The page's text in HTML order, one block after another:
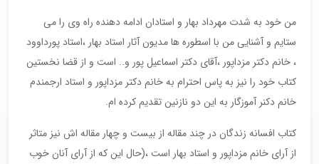
من خود به شدت مهرداد بهار و استادان ادامه دهنده راه وی را می
ستایم و آشنایی من با اسطوره ها مدیون آثار استاد بهار ،استاد پورداوود
، خانم دکتر مزداپور ،آقای دکتر اسماعیل پور و.. است و از قضا نخستین
کتاب خود را نیز به پاس احترام به خانم دکتر مزداپور و استاد ارجمندم
خانم دکنر آموزگار به این دو نازنین تقدیم کرده ام.
کتاب افسانه زندگان در چند مقاله از بیست و چهار مقاله اش نیز متاثر
از آرای خانم مزداپور و استاد بهار است ،(حال این که از آرای آنان خوب